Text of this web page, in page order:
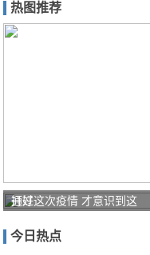
热图推荐
打好
防疫
通过这次疫情 才意识到这
今日热点